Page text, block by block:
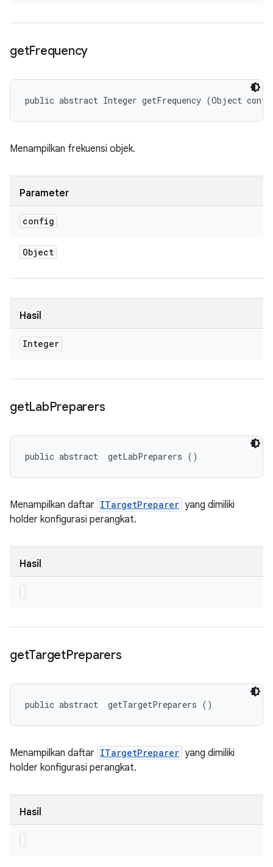
getFrequency
public abstract Integer getFrequency (Object
Menampilkan frekuensi objek.
Parameter
config
Object
Hasil
Integer
getLabPreparers
public abstract getLabPreparers ()
Menampilkan daftar ITargetPreparer yang dimiliki
holder konfigurasi perangkat.
Hasil
getTargetPreparers
public abstract getTargetPreparers ()
Menampilkan daftar ITargetPreparer yang dimiliki
holder konfigurasi perangkat.
Hasil